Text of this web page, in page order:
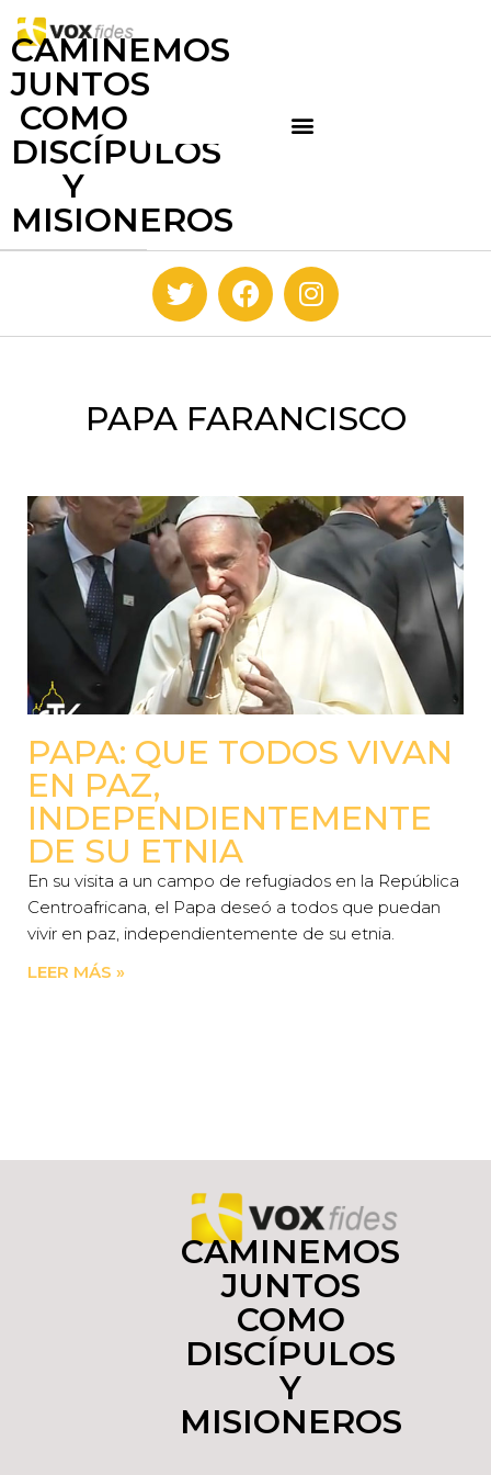
CAMINEMOS
JUNTOS
COMO
DISCÍPULOS
Y
MISIONEROS
PAPA FARANCISCO
PAPA: QUE TODOS VIVAN
EN PAZ,
INDEPENDIENTEMENTE
DE SU ETNIA
En su visita a un campo de refugiados en la República
Centroafricana, el Papa deseó a todos que puedan
vivir en paz, independientemente de su etnia.
LEER MÁS »
CAMINEMOS
JUNTOS
COMO
DISCÍPULOS
Y
MISIONEROS